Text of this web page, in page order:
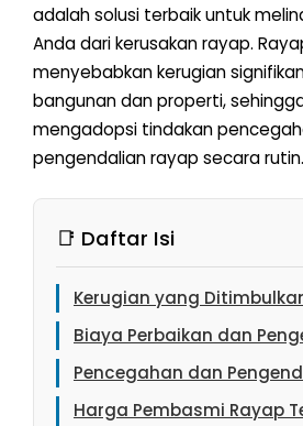
adalah solusi terbaik untuk
Anda dari kerusakan rayap.
menyebabkan kerugian
bangunan dan properti,
mengadopsi tindakan
pengendalian rayap secara rutin.
📑 Daftar Isi
Kerugian yang
Biaya Perbaikan dan
Pencegahan dan
Harga Pembasmi Rayap